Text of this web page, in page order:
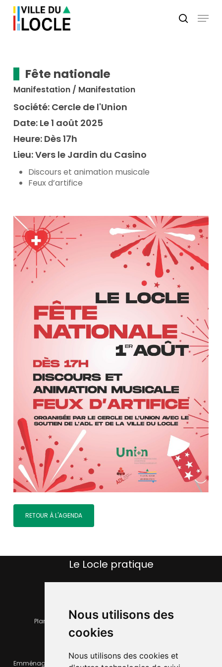
Nous utilisons des
cookies
Nous utilisons des cookies et
Skip
main
search
Menu
Fête nationale
Manifestation / Manifestation
Société:Cercle de l'Union
Date:Le 1 août 2025
Heure:Dès 17h
Lieu:Vers le Jardin du Casino
Discours et animation musicale
Feux d’artifice
RETOUR À L'AGENDA
Le Locle pratique
Plan de la ville Horaires et services communaux
Emménager ou déménager Infos pratiques